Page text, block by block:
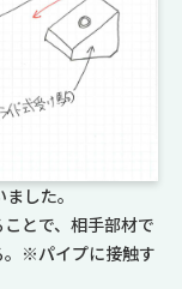
した。
とで、相手部材で
。※パイプに接触す